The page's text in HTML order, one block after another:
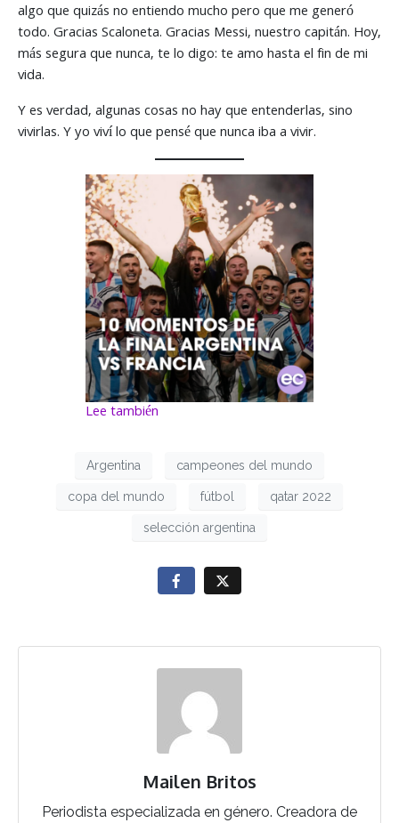
algo que quizás no entiendo mucho pero que me generó
todo. Gracias Scaloneta. Gracias Messi, nuestro capitán. Hoy,
más segura que nunca, te lo digo: te amo hasta el fin de mi
vida.
Y es verdad, algunas cosas no hay que entenderlas, sino
vivirlas. Y yo viví lo que pensé que nunca iba a vivir.
Lee también
Argentina campeones del mundo
copa del mundo fútbol qatar 2022
selección argentina
Mailen Britos
Periodista especializada en género. Creadora de